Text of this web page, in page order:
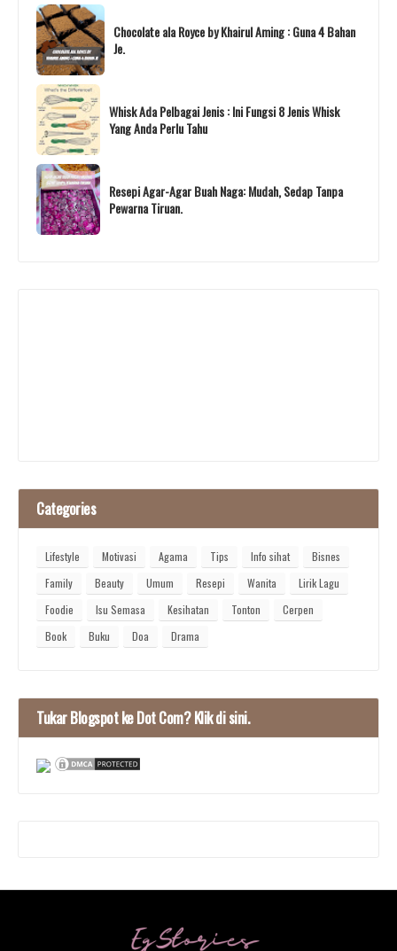
Chocolate ala Royce by Khairul Aming : Guna 4 Bahan
Je.
Whisk Ada Pelbagai Jenis : Ini Fungsi 8 Jenis Whisk
Yang Anda Perlu Tahu
Resepi Agar-Agar Buah Naga: Mudah, Sedap Tanpa
Pewarna Tiruan.
Categories
Lifestyle Motivasi Agama Tips Info sihat
Bisnes
Family
Beauty Umum Resepi Wanita
Lirik Lagu
Foodie
Isu Semasa Kesihatan Tonton
Cerpen
Book
Buku Doa Drama
Tukar Blogspot ke Dot Com? Klik di sini.